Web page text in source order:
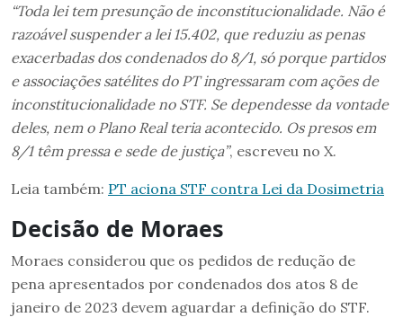
“Toda lei tem presunção de inconstitucionalidade. Não é
razoável suspender a lei 15.402, que reduziu as penas
exacerbadas dos condenados do 8/1, só porque partidos
e associações satélites do PT ingressaram com ações de
inconstitucionalidade no STF. Se dependesse da vontade
deles, nem o Plano Real teria acontecido. Os presos em
8/1 têm pressa e sede de justiça”, escreveu no X.
Leia também: PT aciona STF contra Lei da Dosimetria
Decisão de Moraes
Moraes considerou que os pedidos de redução de
pena apresentados por condenados dos atos 8 de
janeiro de 2023 devem aguardar a definição do STF.